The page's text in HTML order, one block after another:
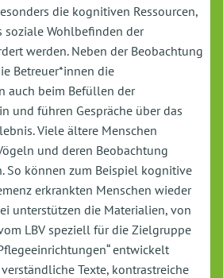
die kognitiven Ressourcen,
Wohlbefinden der
werden. Neben der Beobachtung
Betreuer*innen die
auch beim Befüllen der
und führen Gespräche über das
Viele ältere Menschen
und deren Beobachtung
So können zum Beispiel kognitive
erkrankten Menschen wieder
unterstützen die Materialien, von
LBV speziell für die Zielgruppe
entwickelt
Texte, kontrastreiche